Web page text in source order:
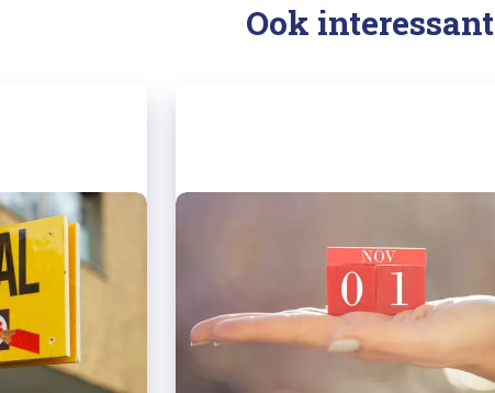
Ook interessant
Ga dus
01/11/2022
Blog Fatma Koşer Kaya: